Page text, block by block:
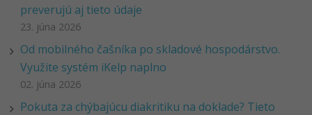
preverujú aj tieto údaje
23. júna 2026
Od mobilného čašníka po skladové hospodárstvo.
Využite systém iKelp naplno
02. júna 2026
Pokuta za chýbajúcu diakritiku na doklade? Tieto